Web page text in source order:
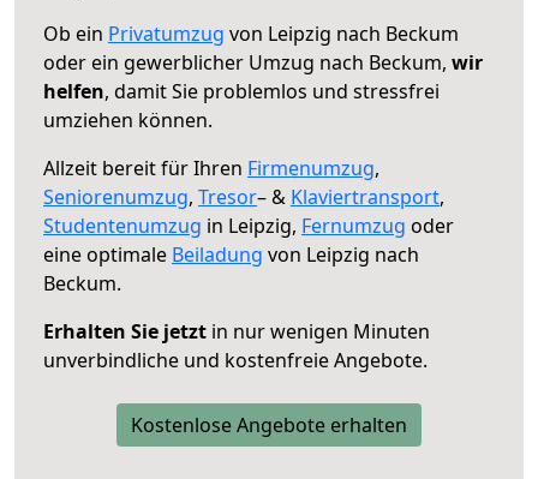
Ob ein Privatumzug von Leipzig nach Beckum
oder ein gewerblicher Umzug nach Beckum, wir
helfen, damit Sie problemlos und stressfrei
umziehen können.
Allzeit bereit für Ihren Firmenumzug,
Seniorenumzug, Tresor– & Klaviertransport,
Studentenumzug in Leipzig, Fernumzug oder
eine optimale Beiladung von Leipzig nach
Beckum.
Erhalten Sie jetzt in nur wenigen Minuten
unverbindliche und kostenfreie Angebote.
Kostenlose Angebote erhalten